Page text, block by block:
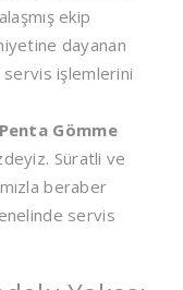
ekip
dayanan
servis işlemlerini
Penta Gömme
Süratli ve
beraber
servis